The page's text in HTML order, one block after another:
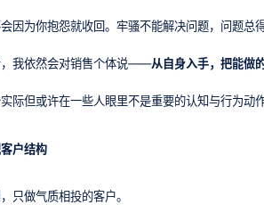
因为你抱怨就收回。牢骚不能解决问题，问题总得
，我依然会对销售个体说——从自身入手，把能做
际但或许在一些人眼里不是重要的认知与行为动作
户结构
只做气质相投的客户。